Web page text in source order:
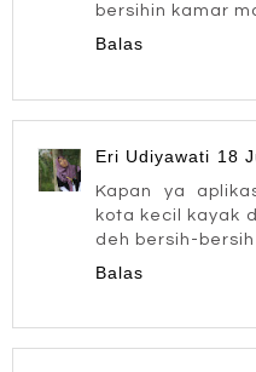
bersihin kamar
Balas
Eri Udiyawati 18
Kapan ya
kota kecil kayak
deh bersih-
Balas